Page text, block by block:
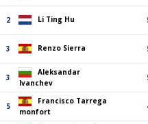
2 Li Ting Hu
3 Renzo Sierra
3
Aleksandar
Ivanchev
5
Francisco Tarrega
monfort